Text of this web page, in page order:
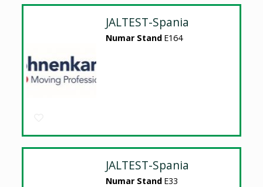
JALTEST-Spania
Numar Stand E164
JALTEST-Spania
Numar Stand E33